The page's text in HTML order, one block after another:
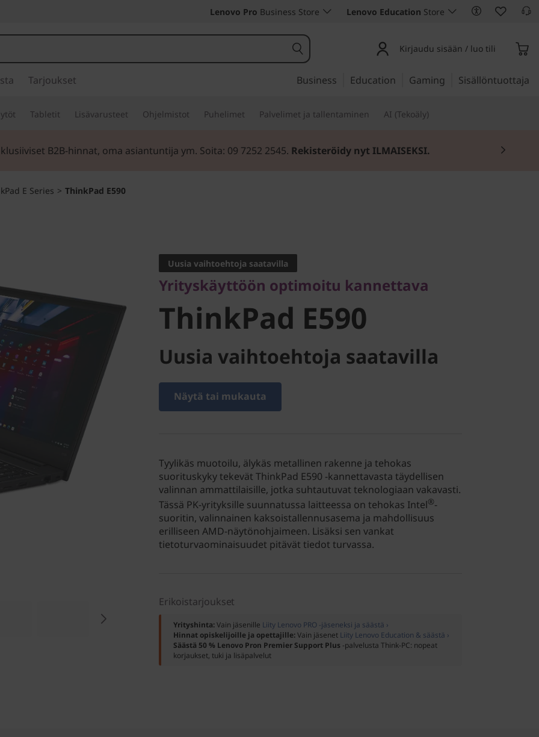
Lenovo Pro Business Store Lenovo Education Store
Kirjaudu sisään / luo tili
Tarjoukset Business Education Gaming Sisällöntuottaja
Tabletit Lisävarusteet Ohjelmistot Puhelimet Palvelimet ja tallentaminen AI (Tekoäly)
B2B-hinnat, oma asiantuntija ym. Soita: 09 7252 2545. Rekisteröidy nyt ILMAISEKSI.
E Series > ThinkPad E590
ThinkPad E590
Uusia vaihtoehtoja saatavilla
Yrityskäyttöön optimoitu kannettava
ThinkPad E590
Uusia vaihtoehtoja saatavilla
Näytä tai mukauta
Tyylikäs muotoilu, älykäs metallinen rakenne ja tehokas
suorituskyky tekevät ThinkPad E590 -kannettavasta täydellisen
valinnan ammattilaisille, jotka suhtautuvat teknologiaan vakavasti.
Tässä PK-yrityksille suunnatussa laitteessa on tehokas Intel®-
suoritin, valinnainen kaksoistallennusasema ja mahdollisuus
erilliseen AMD-näytönohjaimeen. Lisäksi sen vankat
tietoturvaominaisuudet pitävät tiedot turvassa.
Erikoistarjoukset
Yrityshinta:Vain jäsenille Liity Lenovo PRO -jäseneksi ja säästä ›
Hinnat opiskelijoille ja opettajille:Vain jäsenet Liity Lenovo Education & säästä ›
Säästä 50 % Lenovo Pron Premier Support Plus -palvelusta Think-PC: nopeat
korjaukset, tuki ja lisäpalvelut